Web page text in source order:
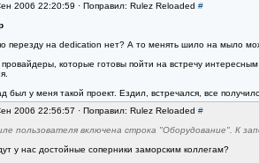
2006 22:20:59 · Поправил: Rulez Reloaded #
перезду на dedication нет? А то менять шило на мыло
провайдеры, которые готовы пойти на встречу
был у меня такой проект. Ездил, встречался, все
2006 22:56:57 · Поправил: Rulez Reloaded #
пользователя включена строка "Оборудование". К
у нас достойные соперники заморским коллегам?